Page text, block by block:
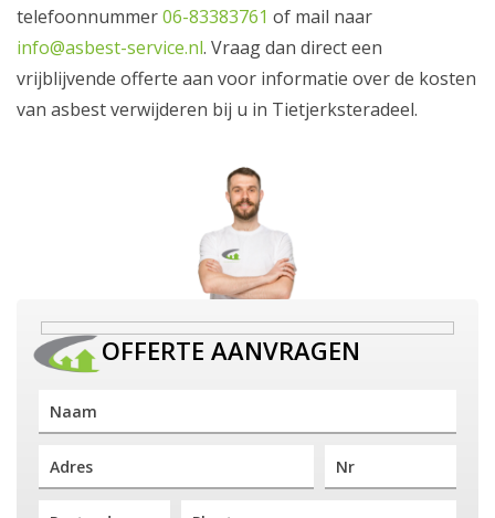
telefoonnummer06-83383761 of mail naar
info@asbest-service.nl. Vraag dan direct een
vrijblijvende offerte aan voor informatie over de kosten
van asbest verwijderen bij u in Tietjerksteradeel.
OFFERTE AANVRAGEN